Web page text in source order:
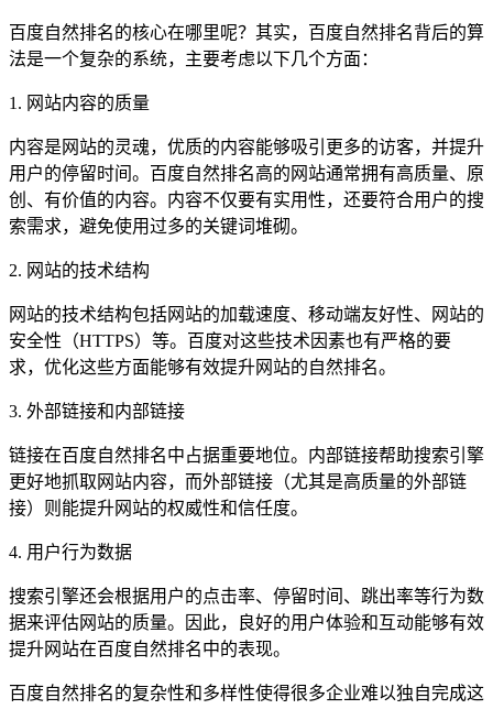
百度自然排名的核心在哪里呢？其实，百度自然排名背后的算
法是一个复杂的系统，主要考虑以下几个方面：
1. 网站内容的质量
内容是网站的灵魂，优质的内容能够吸引更多的访客，并提升
用户的停留时间。百度自然排名高的网站通常拥有高质量、原
创、有价值的内容。内容不仅要有实用性，还要符合用户的搜
索需求，避免使用过多的关键词堆砌。
2. 网站的技术结构
网站的技术结构包括网站的加载速度、移动端友好性、网站的
安全性（HTTPS）等。百度对这些技术因素也有严格的要
求，优化这些方面能够有效提升网站的自然排名。
3. 外部链接和内部链接
链接在百度自然排名中占据重要地位。内部链接帮助搜索引擎
更好地抓取网站内容，而外部链接（尤其是高质量的外部链
接）则能提升网站的权威性和信任度。
4. 用户行为数据
搜索引擎还会根据用户的点击率、停留时间、跳出率等行为数
据来评估网站的质量。因此，良好的用户体验和互动能够有效
提升网站在百度自然排名中的表现。
百度自然排名的复杂性和多样性使得很多企业难以独自完成这